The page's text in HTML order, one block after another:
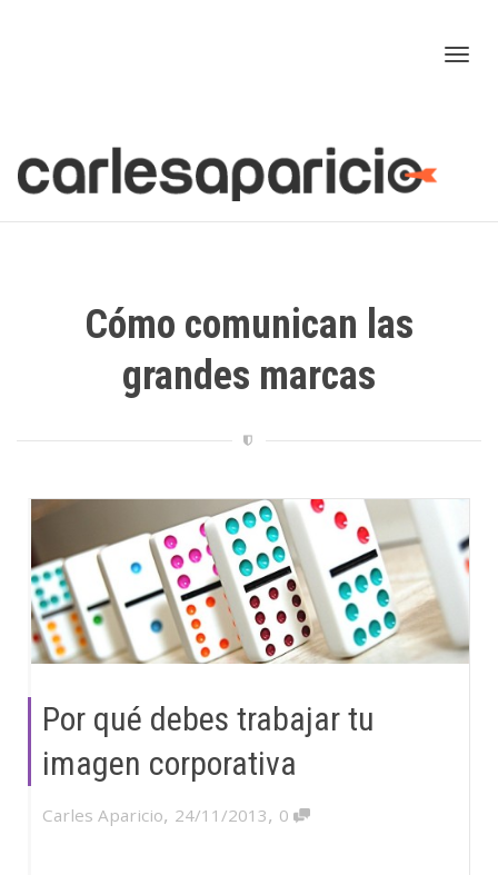
Cómo comunican las
grandes marcas
Por qué debes trabajar tu
imagen corporativa
Carles Aparicio, 24/11/2013, 0